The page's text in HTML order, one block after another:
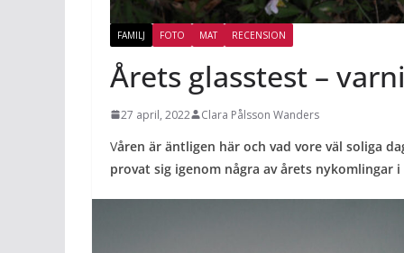
FAMILJ FOTO MAT RECENSION
Årets glasstest –
27 april, 2022 Clara Pålsson Wanders
Våren är äntligen här och vad vore väl soliga
provat sig igenom några av årets nykomlingar